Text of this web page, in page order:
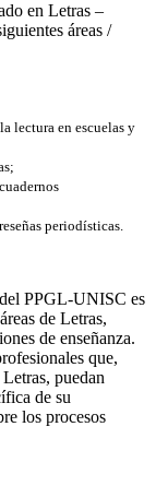
en Letras –
áreas /
lectura en escuelas y
periodísticas.
PPGL-UNISC es
de Letras,
de enseñanza.
que,
puedan
de su
los procesos